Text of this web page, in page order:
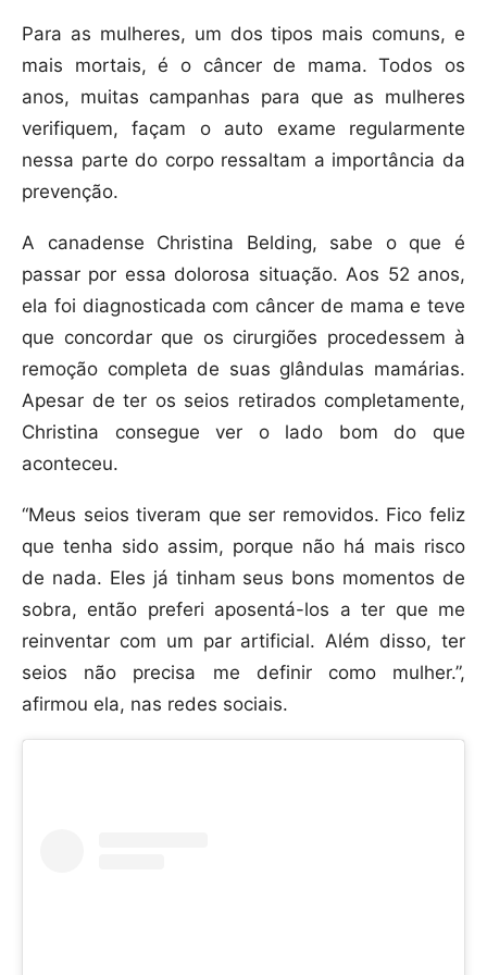
Para as mulheres, um dos tipos mais comuns, e
mais mortais, é o câncer de mama. Todos os
anos, muitas campanhas para que as mulheres
verifiquem, façam o auto exame regularmente
nessa parte do corpo ressaltam a importância da
prevenção.
A canadense Christina Belding, sabe o que é
passar por essa dolorosa situação. Aos 52 anos,
ela foi diagnosticada com câncer de mama e teve
que concordar que os cirurgiões procedessem à
remoção completa de suas glândulas mamárias.
Apesar de ter os seios retirados completamente,
Christina consegue ver o lado bom do que
aconteceu.
“Meus seios tiveram que ser removidos. Fico feliz
que tenha sido assim, porque não há mais risco
de nada. Eles já tinham seus bons momentos de
sobra, então preferi aposentá-los a ter que me
reinventar com um par artificial. Além disso, ter
seios não precisa me definir como mulher.”,
afirmou ela, nas redes sociais.